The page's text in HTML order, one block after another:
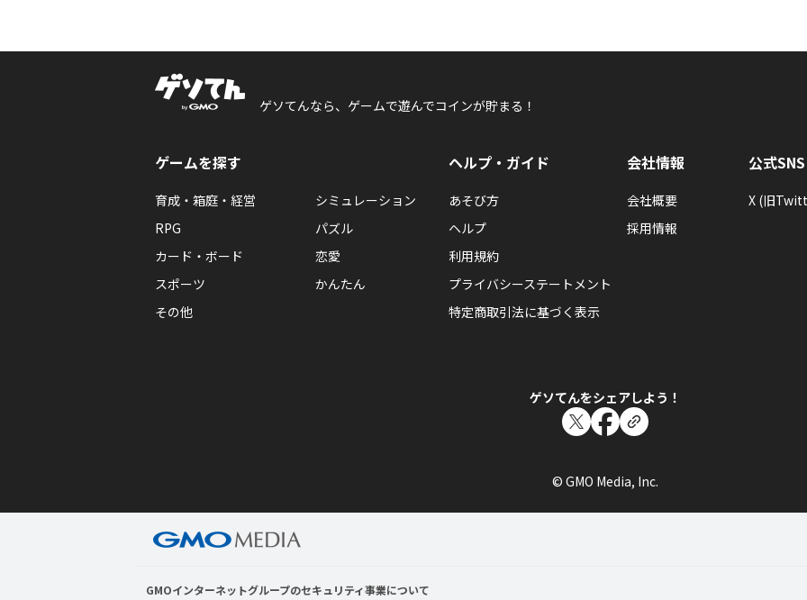
ゲソてんなら、ゲームで遊んでコインが貯まる！
ゲームを探す
育成・箱庭・経営
シミュレーション
RPG
パズル
カード・ボード
恋愛
スポーツ
かんたん
その他
ヘルプ・ガイド
あそび方
ヘルプ
利用規約
プライバシーステートメント
特定商取引法に基づく表示
会社情報
会社概要
採用情報
公式SNS
X (旧
ゲソてんをシェアしよう！
© GMO Media, Inc.
GMOインターネットグループのセキュリティ事業について